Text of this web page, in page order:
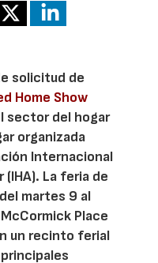
solicitud de
Home Show
sector del hogar
organizada
Internacional
La feria de
martes 9 al
Place
un recinto ferial